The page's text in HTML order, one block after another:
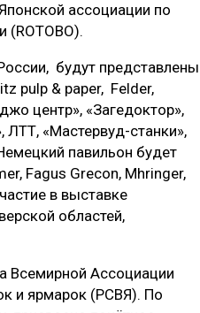
ассоциации по
(ROTOBO).
будут представлены
pulp & paper, Felder,
центр», «Загедоктор»,
ЛТТ, «Мастервуд-станки»,
павильон будет
Fagus Grecon, Mӧhringer,
в выставке
областей,
Всемирной Ассоциации
и ярмарок (РСВЯ). По